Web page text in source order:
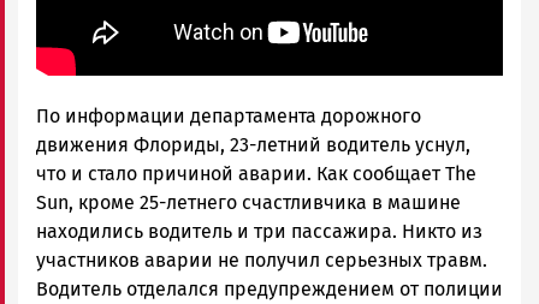
По информации департамента дорожного
движения Флориды, 23-летний водитель уснул,
что и стало причиной аварии. Как сообщает The
Sun, кроме 25-летнего счастливчика в машине
находились водитель и три пассажира. Никто из
участников аварии не получил серьезных травм.
Водитель отделался предупреждением от полиции